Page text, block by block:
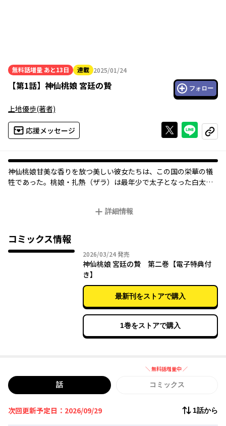
無料話増量 あと13日 連載 2025/01/24
2025年01月24日
【第1話】 神仙桃娘 宮廷の贄 フォロー
上地優歩(著者)
応援メッセージ Xで投稿する
ライン
コピー
神仙桃娘――甘美な香りを放つ美しい彼女たちは、この国の栄華の犠
牲であった。桃娘・扎熱（ザラ）は最年少で太子となった白太
詳細情報
コミックス情報
2026/03/242026年03月24日
発売
神仙桃娘 宮廷の贄 第二巻【電子特典付
き】
最新刊をストアで購入
1巻をストアで購入
＼ 無料話増量中 ／
話 無料話増量中
コミックス
次回更新予定日：2026/09/29 1話から